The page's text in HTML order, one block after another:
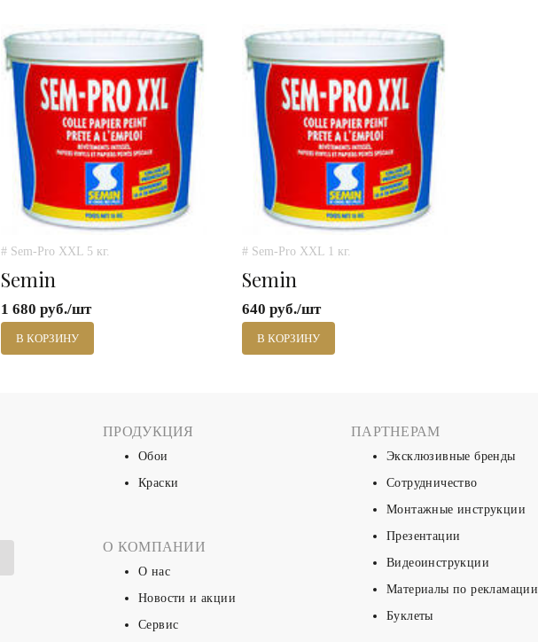
# Sem-Pro XXL 5 кг.
Semin
1 680 руб./шт
В КОРЗИНУ
# Sem-Pro XXL 1 кг.
Semin
640 руб./шт
В КОРЗИНУ
ПРОДУКЦИЯ
Обои
Краски
О КОМПАНИИ
О нас
Новости и акции
Сервис
ПАРТНЕРАМ
Эксклюзивные бренды
Сотрудничество
Монтажные инструкции
Презентации
Видеоинструкции
Материалы по рекламации
Буклеты